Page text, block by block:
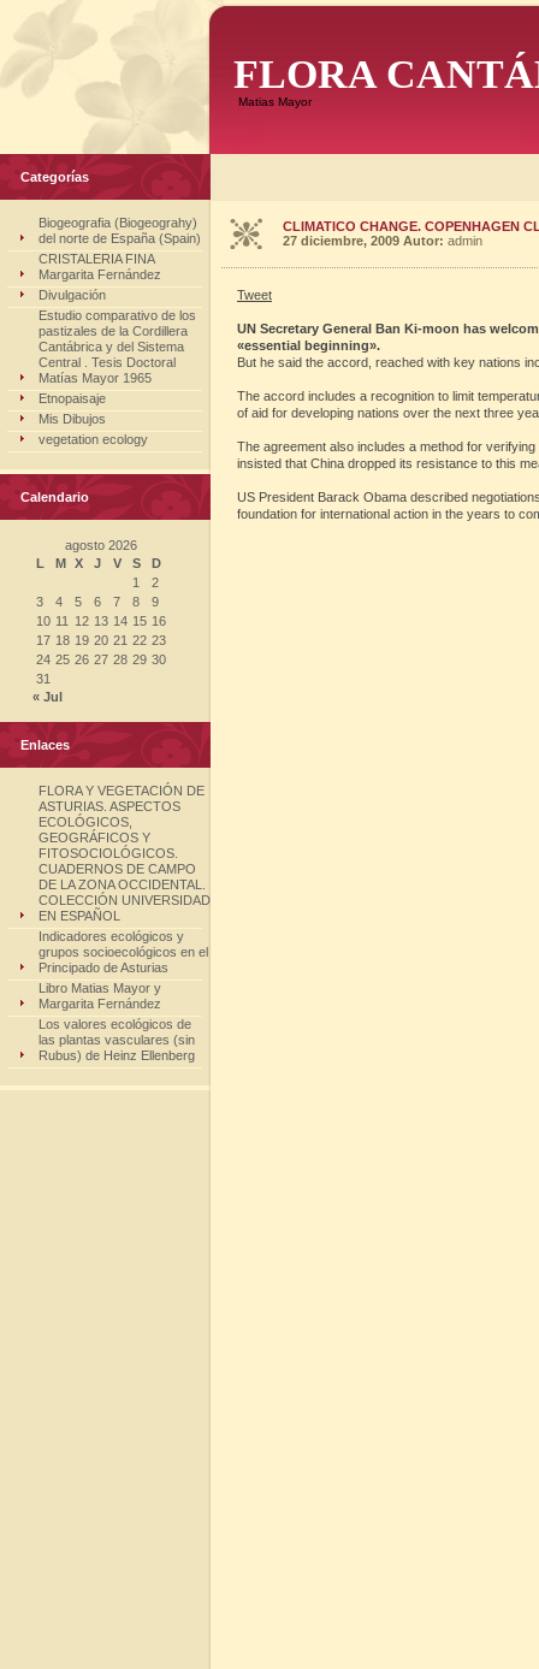
FLORA
Matias Mayor
Categorías
Biogeografia (Biogeograhy)
del norte de España (Spain)
CRISTALERIA FINA
Margarita Fernández
Divulgación
Estudio comparativo de los
pastizales de la Cordillera
Cantábrica y del Sistema
Central . Tesis Doctoral
Matías Mayor 1965
Etnopaisaje
Mis Dibujos
vegetation ecology
Calendario
agosto 2026
L
M X J V S
D
1
2
3
4 5 6 7 8
9
10 11 12 13 14 15 16
17 18 19 20 21 22 23
24 25 26 27 28 29 30
31
« Jul
Enlaces
FLORA Y VEGETACIÓN DE
ASTURIAS. ASPECTOS
ECOLÓGICOS,
GEOGRÁFICOS Y
FITOSOCIOLÓGICOS.
CUADERNOS DE CAMPO
DE LA ZONA OCCIDENTAL.
COLECCIÓN UNIVERSIDAD
EN ESPAÑOL
Indicadores ecológicos y
grupos socioecológicos en el
Principado de Asturias
Libro Matias Mayor y
Margarita Fernández
Los valores ecológicos de
las plantas vasculares (sin
Rubus) de Heinz Ellenberg
CLIMATICO CHANGE. COPENHAGEN
27 diciembre, 2009 Autor: admin
Tweet
UN Secretary General Ban Ki-moon has
«essential beginning».
But he said the accord, reached with key nations
The accord includes a recognition to limit
of aid for developing nations over the next three
The agreement also includes a method for
insisted that China dropped its resistance to this
US President Barack Obama described
foundation for international action in the years to